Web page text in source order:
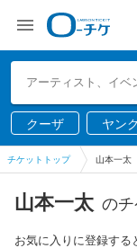
クーザ
ヤン
ー
チケットトップ 山本一太
山本一太 のチ
お気に入りに登録する